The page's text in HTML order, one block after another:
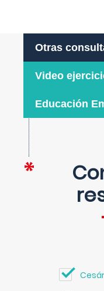
Otras
Video
Educación